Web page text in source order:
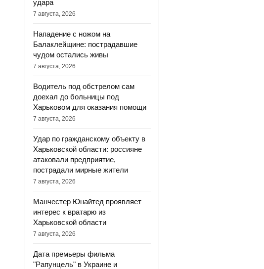
удара
7 августа, 2026
Нападение с ножом на
Балаклейщине: пострадавшие
чудом остались живы
7 августа, 2026
Водитель под обстрелом сам
доехал до больницы под
Харьковом для оказания помощи
7 августа, 2026
Удар по гражданскому объекту в
Харьковской области: россияне
атаковали предприятие,
пострадали мирные жители
7 августа, 2026
Манчестер Юнайтед проявляет
интерес к вратарю из
Харьковской области
7 августа, 2026
Дата премьеры фильма
"Рапунцель" в Украине и